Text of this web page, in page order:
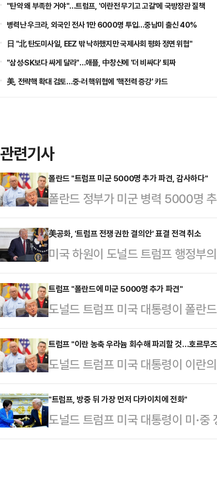
"탄약 왜 부족한 거야"…트럼프, '이란전 무기고 고갈'에 국방장관 질책
병력난 우크라, 외국인 전사 1만 6000명 투입…중남미 출신 40%
日 "北 탄도미사일, EEZ 밖 낙하했지만 국제사회 평화 정면 위협"
"삼성·SK보다 싸게 달라"…애플, 中창신에 '더 비싸다' 퇴짜
美, 전략핵 확대 검토…중·러 핵위협에 '핵전력 증강' 카드
관련기사
폴란드 "트럼프 미군 5000명 추가 파견, 감사하다"
폴란드 정부가 미군 병력 5000명
이터통신에 따르면 카롤 나브로츠
셜미디어(SNS) 엑스(X·옛 트위터)
사드린다”며 “나는 폴란드와 미국
것”이라고 전했다.그러면서 “우리
안보를 떠받치고 있다”며 “훌륭한
력하는 것”이라고 덧붙였다.이날
은 폴란드에 미…
美공화, '트럼프 전쟁 권한 결의안' 표결 전격 취소
미국 하원이 도널드 트럼프 행정부
기습 철회했다.뉴욕타임스(NYT)
지시간) 트럼프 대통령이 의회 승인
못하도록 제한하는 결의안을 전격
하지 못한 탓이다.미 하원은 공화
5석이다. 간신히 과반을 지키고 있
해도 결과가 바뀔 수 있는 상황이
을 표결에…
트럼프 "폴란드에 미군 5000명 추가 파견"
도널드 트럼프 미국 대통령이 폴란
이라고 밝혔다.AP통신에 따르면
어(SNS) 트루스소셜을 통해 “내가
폴란드 대통령의 성공적인 당선과
명의 병력을 파견한다”고 전했다.
발표한 바 있다. 지난주에는 폴란
계획을 취소하기도 했다. 이후 트
배치할 수 있다고 …
트럼프 "이란 농축 우라늄 회수해 파괴할 것…호르무
도널드 트럼프 미국 대통령이 이란
라고 밝혔다.로이터통신에 따르면
에서 기자회견을 열고 “이란의 농
것이 필요하지 않지만 반드시 확보
록 방관하지 않을 것”이라고 말했
"트럼프, 방중 뒤 가장 먼저 다카이치에 전화"
도널드 트럼프 미국 대통령이 미·
은 다카이치 사나에 일본 총리인 것